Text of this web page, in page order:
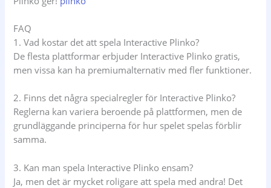
FAQ
1. Vad kostar det att spela Interactive Plinko?
De flesta plattformar erbjuder Interactive Plinko gratis,
men vissa kan ha premiumalternativ med fler funktioner.
2. Finns det några specialregler för Interactive Plinko?
Reglerna kan variera beroende på plattformen, men de
grundläggande principerna för hur spelet spelas förblir
samma.
3. Kan man spela Interactive Plinko ensam?
Ja, men det är mycket roligare att spela med andra! Det